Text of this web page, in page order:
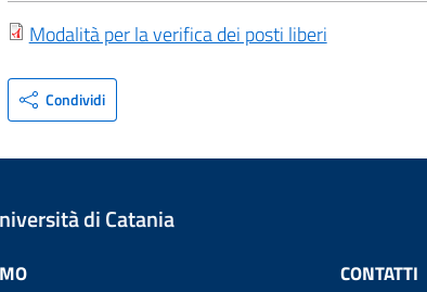
Modalità per la verifica dei posti liberi
Condividi
di Catania
CONTATTI